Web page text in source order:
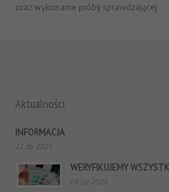
oraz wykonanie próby sprawdzającej
Aktualności
INFORMACJA
22 sty 2025
WERYFIKUJEMY
09 lip 2024